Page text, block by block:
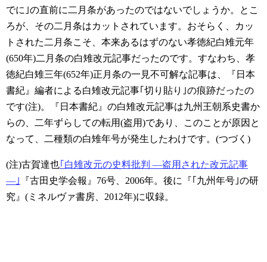
でに｣の直前に二月条があったのではないでしょうか。とこ
ろが、その二月条はカットされています。おそらく、カッ
トされた二月条こそ、本来あるはずのない孝徳紀白雉元年
(650年)二月条の白雉改元記事だったのです。すなわち、孝
徳紀白雉三年(652年)正月条の一見不可解な記事は、『日本
書紀』編者による白雉改元記事｢切り貼り｣の痕跡だったの
です(注)。『日本書紀』の白雉改元記事は九州王朝系史書か
らの、二年ずらしての転用(盗用)であり、このことが原因と
なって、二種類の白雉年号が発生したわけです。(つづく)
(注)古賀達也｢白雉改元の史料批判 ―盗用された改元記事
―｣
『古田史学会報』76号、2006年。後に『｢九州年号｣の研
究』(ミネルヴァ書房、2012年)に収録。